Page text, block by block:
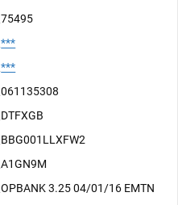
75495
***
***
061135308
DTFXGB
BBG001LLXFW2
A1GN9M
OPBANK 3.25 04/01/16 EMTN